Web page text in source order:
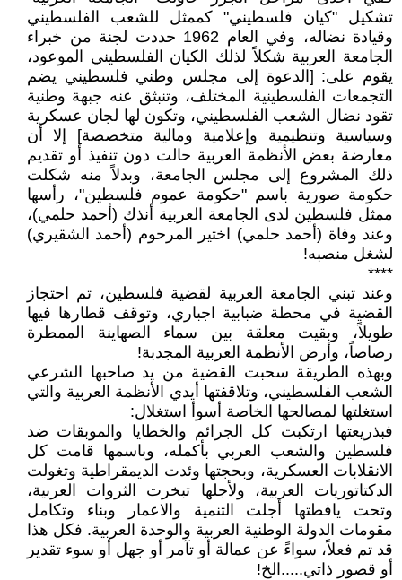
تشكيل "كيان فلسطيني" كممثل للشعب الفلسطيني
وقيادة نضاله، وفي العام 1962 حددت لجنة من خبراء
الجامعة العربية شكلاً لذلك الكيان الفلسطيني الموعود،
يقوم على: [الدعوة إلى مجلس وطني فلسطيني يضم
التجمعات الفلسطينية المختلف، وتنبثق عنه جبهة وطنية
تقود نضال الشعب الفلسطيني، وتكون لها لجان عسكرية
وسياسية وتنظيمية وإعلامية ومالية متخصصة] إلا أن
معارضة بعض الأنظمة العربية حالت دون تنفيذ أو تقديم
ذلك المشروع إلى مجلس الجامعة، وبدلاً منه شكلت
حكومة صورية باسم "حكومة عموم فلسطين"، رأسها
ممثل فلسطين لدى الجامعة العربية أنذك (أحمد حلمي)،
وعند وفاة (أحمد حلمي) اختير المرحوم (أحمد الشقيري)
لشغل منصبه!
****
وعند تبني الجامعة العربية لقضية فلسطين، تم احتجاز
القضية في محطة ضبابية اجباري، وتوقف قطارها فيها
طويلاً، وبقيت معلقة بين سماء الصهاينة الممطرة
رصاصاً، وأرض الأنظمة العربية المجدبة!
وبهذه الطريقة سحبت القضية من يد صاحبها الشرعي
الشعب الفلسطيني، وتلاقفتها أيدي الأنظمة العربية والتي
استغلتها لمصالحها الخاصة أسوأ استغلال:
فبذريعتها ارتكبت كل الجرائم والخطايا والموبقات ضد
فلسطين والشعب العربي بأكمله، وباسمها قامت كل
الانقلابات العسكرية، وبحجتها وئدت الديمقراطية وتغولت
الدكتاتوريات العربية، ولأجلها تبخرت الثروات العربية،
وتحت يافطتها أجلت التنمية والاعمار وبناء وتكامل
مقومات الدولة الوطنية العربية والوحدة العربية. فكل هذا
قد تم فعلاً، سواءً عن عمالة أو تآمر أو جهل أو سوء تقدير
أو قصور ذاتي.....الخ!